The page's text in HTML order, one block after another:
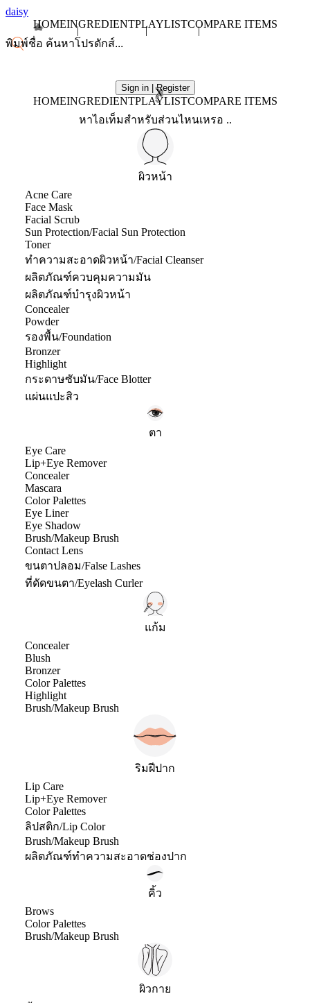
daisy
HOMEINGREDIENTPLAYLISTCOMPARE ITEMS
Sign in | Register
X
HOMEINGREDIENTPLAYLISTCOMPARE ITEMS
หาไอเท็มสำหรับส่วนไหนเหรอ ..
ผิวหน้า
Acne Care
Face Mask
Facial Scrub
Sun Protection/Facial Sun Protection
Toner
ทำความสะอาดผิวหน้า/Facial Cleanser
ผลิตภัณฑ์ควบคุมความมัน
ผลิตภัณฑ์บำรุงผิวหน้า
Concealer
Powder
รองพื้น/Foundation
Bronzer
Highlight
กระดาษซับมัน/Face Blotter
แผ่นแปะสิว
ตา
Eye Care
Lip+Eye Remover
Concealer
Mascara
Color Palettes
Eye Liner
Eye Shadow
Brush/Makeup Brush
Contact Lens
ขนตาปลอม/False Lashes
ที่ดัดขนตา/Eyelash Curler
แก้ม
Concealer
Blush
Bronzer
Color Palettes
Highlight
Brush/Makeup Brush
ริมฝีปาก
Lip Care
Lip+Eye Remover
Color Palettes
ลิปสติก/Lip Color
Brush/Makeup Brush
ผลิตภัณฑ์ทำความสะอาดช่องปาก
คิ้ว
Brows
Color Palettes
Brush/Makeup Brush
ผิวกาย